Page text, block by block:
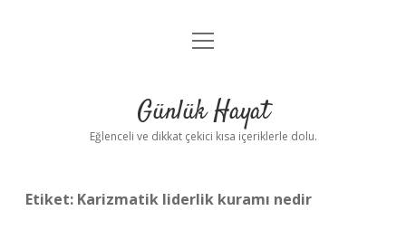
Anasayfa
Yasal Uyarı
menüyü
Günlük Hayat
Eğlenceli ve dikkat çekici kısa içeriklerle dolu.
Etiket: Karizmatik liderlik kuramı nedir